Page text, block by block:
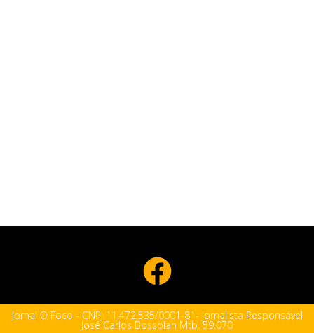
Jornal O Foco - CNPJ 11.472.535/0001-81- Jornalista Responsável
José Carlos Bossolan Mtb. 59.070